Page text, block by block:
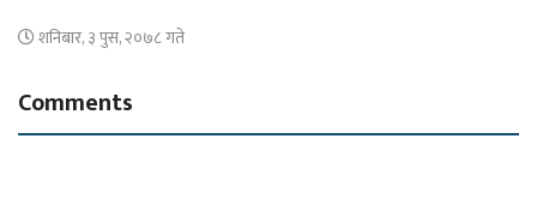
शनिबार, ३ पुस, २०७८ गते
Comments